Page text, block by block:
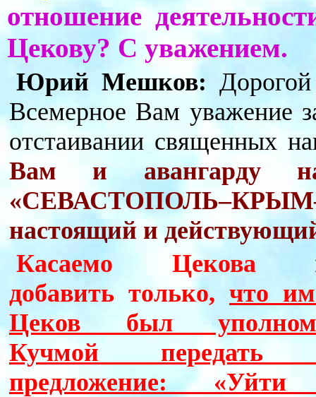
отношение
Цекову? С уважением.
Юрий Мешков:
Всемерное Вам уважение
отстаивании священных
Вам и авангарду
настоящий и
Касаемо Цекова
добавить только, что
Цеков был
Кучмой передать
предложение: